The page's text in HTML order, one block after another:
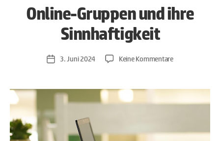
Online-Gruppen und ihre
Sinnhaftigkeit
Veröffentlichungsdatum
3. Juni 2024 Keine Kommentarezu
und
ihre